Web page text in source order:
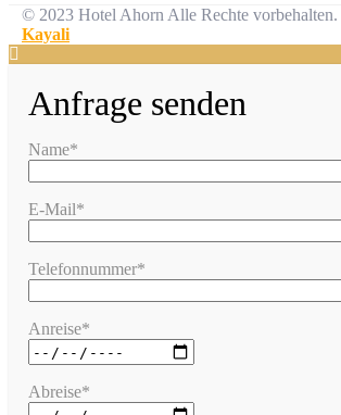
© 2023 Hotel Ahorn Alle Rechte vorbehalten.
Kayali
Anfrage senden
Name*
E-Mail*
Telefonnummer*
Anreise*
Abreise*